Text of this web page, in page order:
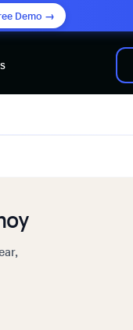
Demo →